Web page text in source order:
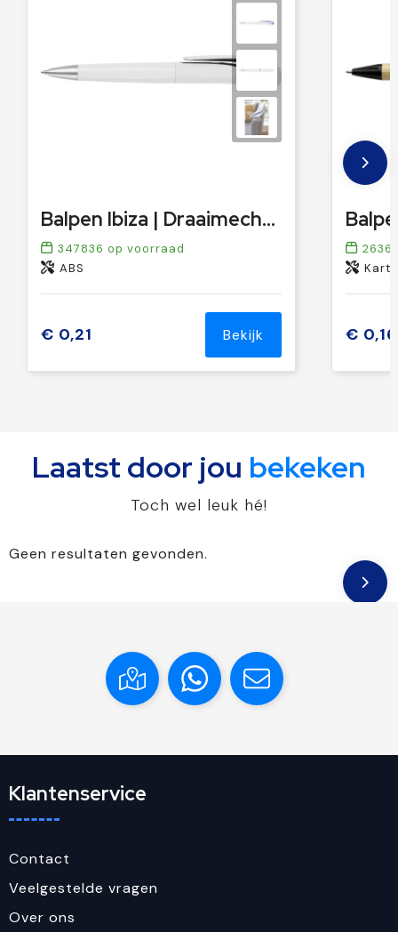
Balpen Ibiza | Draaimechanisme
347836 op voorraad
ABS
€ 0,21 Bekijk € 0,16
Laatst door jou bekeken
Toch wel leuk hé!
Geen resultaten gevonden.
Klantenservice
Contact
Veelgestelde vragen
Over ons